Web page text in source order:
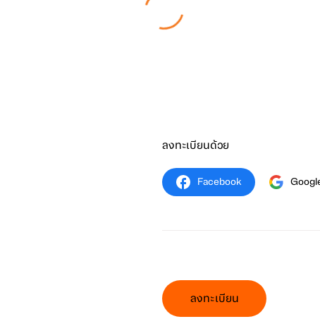
ลงทะเบียนด้วย
Facebook
ลงทะเบียน